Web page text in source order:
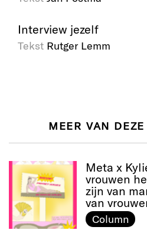
Interview jezelf
Tekst Rutger Lemm
MEER VAN
Meta x
vrouwen
zijn van
van
Column